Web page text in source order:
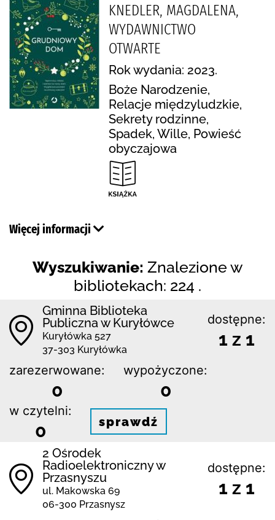
KNEDLER, MAGDALENA,
WYDAWNICTWO
OTWARTE
Rok wydania: 2023.
Boże Narodzenie,
Relacje międzyludzkie,
Sekrety rodzinne,
Spadek, Wille, Powieść
obyczajowa
Więcej informacji
Wyszukiwanie: Znalezione w
bibliotekach: 224 .
Gminna Biblioteka
Publiczna w Kuryłówce
Kuryłówka 527
37-303 Kuryłówka
dostępne:
1 z 1
zarezerwowane:
0
wypożyczone:
0
w czytelni:
0 sprawdź
2 Ośrodek
Radioelektroniczny w
Przasnyszu
ul. Makowska 69
06-300 Przasnysz
dostępne:
1 z 1